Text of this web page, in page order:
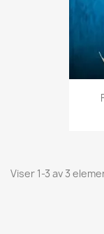
Viser 1-3 av 3